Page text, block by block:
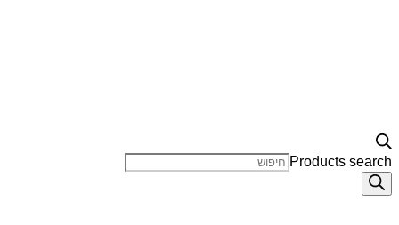
Products search